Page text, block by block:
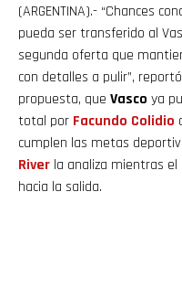
(ARGENTINA).- “Chances
pueda ser transferido al
segunda oferta que
con detalles a pulir”,
propuesta, que Vasco ya
total por Facundo Colidio
cumplen las metas
River la analiza mientras
hacia la salida.